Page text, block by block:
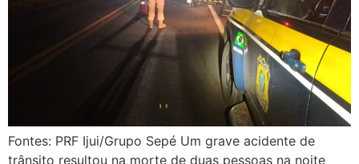
Fontes: PRF Ijui/Grupo Sepé Um grave acidente de
trânsito resultou na morte de duas pessoas na noite